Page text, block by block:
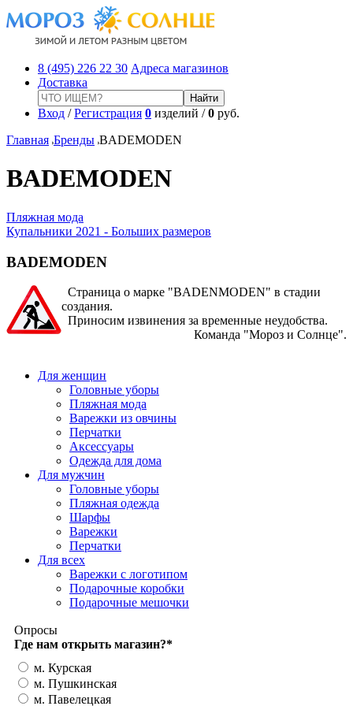
8 (495) 226 22 30 Адреса магазинов
Доставка
Вход /Регистрация 0 изделий /0 руб.
Главная Бренды BADEMODEN
BADEMODEN
Пляжная мода
Купальники 2021 - Больших размеров
BADEMODEN
Страница о марке "BADENMODEN" в стадии
создания.
Приносим извинения за временные неудобства.
Команда "Мороз и Солнце".
Для женщин
Головные уборы
Пляжная мода
Варежки из овчины
Перчатки
Аксессуары
Одежда для дома
Для мужчин
Головные уборы
Пляжная одежда
Шарфы
Варежки
Перчатки
Для всех
Варежки с логотипом
Подарочные коробки
Подарочные мешочки
Опросы
Где нам открыть магазин?*
м. Курская
м. Пушкинская
м. Павелецкая